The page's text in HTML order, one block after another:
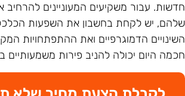
עבור משקיעים המעוניינים
יש לקחת בחשבון את השפעות
הדמוגרפיים ואת ההתפתחויות
היום יכולה להניב פירות משמעותיים